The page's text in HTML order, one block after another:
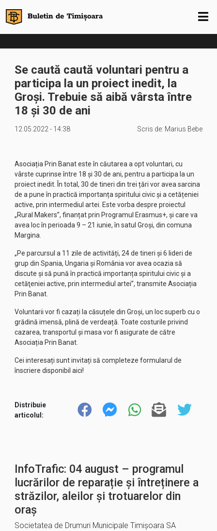
Se caută caută voluntari pentru a
participa la un proiect inedit, la
Groși. Trebuie să aibă vârsta între
18 și 30 de ani
12.05.2022 - 14:38 Scris de: Marius Bebe
Asociația Prin Banat este în căutarea a opt voluntari, cu
vârste cuprinse între 18 și 30 de ani, pentru a participa la un
proiect inedit. În total, 30 de tineri din trei țări vor avea sarcina
de a pune în practică importanța spiritului civic și a cetățeniei
active, prin intermediul artei. Este vorba despre proiectul
„Rural Makers”, finanțat prin Programul Erasmus+, și care va
avea loc în perioada 9 – 21 iunie, în satul Groși, din comuna
Margina.
„Pe parcursul a 11 zile de activități, 24 de tineri și 6 lideri de
grup din Spania, Ungaria și România vor avea ocazia să
discute și să pună în practică importanța spiritului civic şi a
cetăţeniei active, prin intermediul artei”, transmite Asociația
Prin Banat.
Voluntarii vor fi cazați la căsuțele din Groși, un loc superb cu o
grădină imensă, plină de verdeață. Toate costurile privind
cazarea, transportul și masa vor fi asigurate de către
Asociația Prin Banat.
Cei interesați sunt invitați să completeze formularul de
înscriere disponibil aici!
Distribuie
articolul:
InfoTrafic: 04 august – programul
lucrărilor de reparație și întreținere a
străzilor, aleilor și trotuarelor din
oraș
Societatea de Drumuri Municipale Timișoara SA